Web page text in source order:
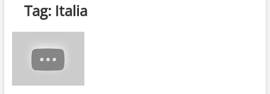
Tag: Italia